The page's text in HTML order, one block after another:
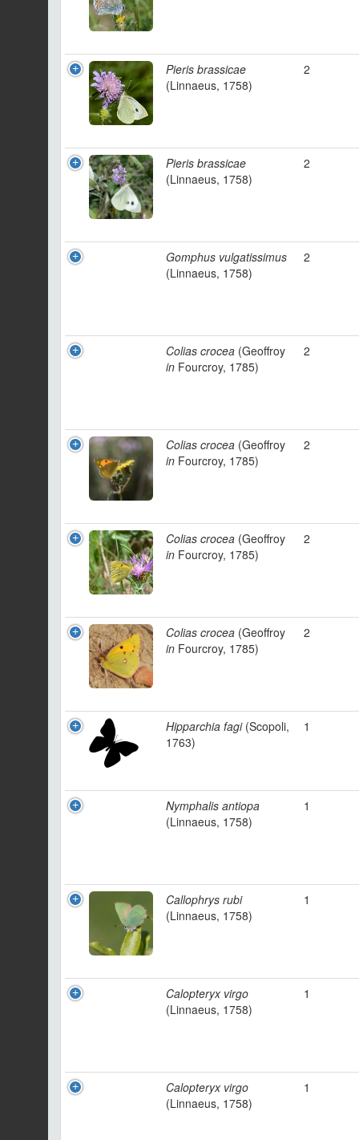
Pieris brassicae
(Linnaeus, 1758)
2
Pieris brassicae
(Linnaeus, 1758)
2
Gomphus vulgatissimus
(Linnaeus, 1758)
2
Colias crocea (Geoffroy
in Fourcroy, 1785)
2
Colias crocea (Geoffroy
in Fourcroy, 1785)
2
Colias crocea (Geoffroy
in Fourcroy, 1785)
2
Colias crocea (Geoffroy
in Fourcroy, 1785)
2
Hipparchia fagi(Scopoli,
1763)
1
Nymphalis antiopa
(Linnaeus, 1758)
1
Callophrys rubi
(Linnaeus, 1758)
1
Calopteryx virgo
(Linnaeus, 1758)
1
Calopteryx virgo
(Linnaeus, 1758)
1